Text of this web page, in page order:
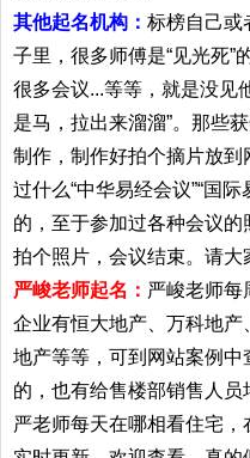
其他起名机构： 标榜自己或
子里，很多师傅是“见光死”
很多会议...等等，就是没见
是马，拉出来溜溜”。那些
制作，制作好拍个摘片放
过什么“中华易经会议”“国
的，至于参加过各种会议的
拍个照片，会议结束。请大
严峻老师起名： 严峻老师每
企业有恒大地产、万科地
地产等等，可到网站案例
的，也有给售楼部销售人员
严老师每天在哪相看住宅